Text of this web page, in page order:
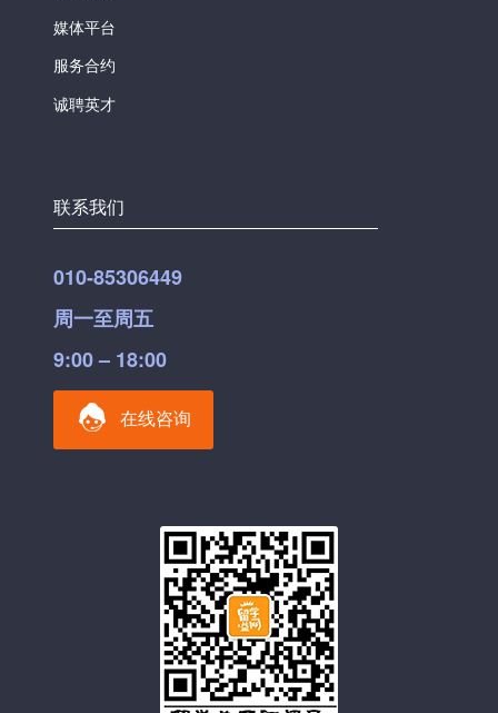
媒体平台
服务合约
诚聘英才
联系我们
010-85306449
周一至周五
9:00 – 18:00
在线咨询